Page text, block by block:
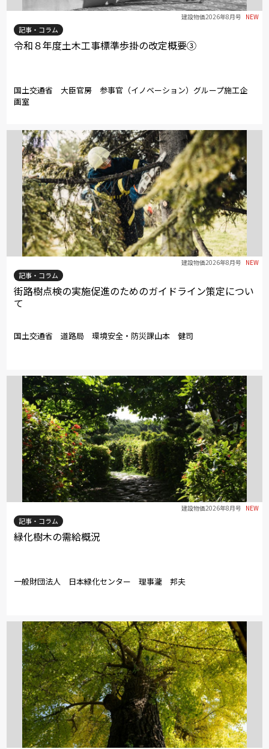
建設物価2026年8月号 NEW
記事・コラム
令和８年度土木工事標準歩掛の改定概要③
国土交通省 大臣官房 参事官（イノベーション）グループ施工企
画室
建設物価2026年8月号 NEW
記事・コラム
街路樹点検の実施促進のためのガイドライン策定につい
て
国土交通省 道路局 環境安全・防災課山本 健司
建設物価2026年8月号 NEW
記事・コラム
緑化樹木の需給概況
一般財団法人 日本緑化センター 理事瀧 邦夫